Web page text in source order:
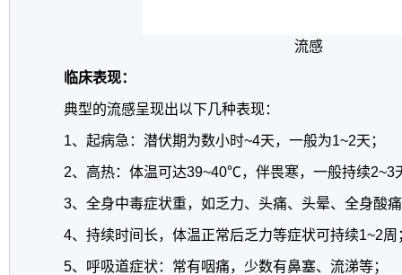
流感
临床表现：
典型的流感呈现出以下几种表现：
1、起病急：潜伏期为数小时~4天，一般为1~2天；
2、高热：体温可达39~40℃，伴畏寒，一般持续2~3
3、全身中毒症状重，如乏力、头痛、头晕、全身酸
4、持续时间长，体温正常后乏力等症状可持续1~2周
5、呼吸道症状：常有咽痛，少数有鼻塞、流涕等；